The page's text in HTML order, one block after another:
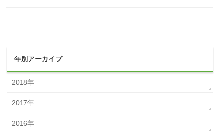
年別アーカイブ
2018年
2017年
2016年